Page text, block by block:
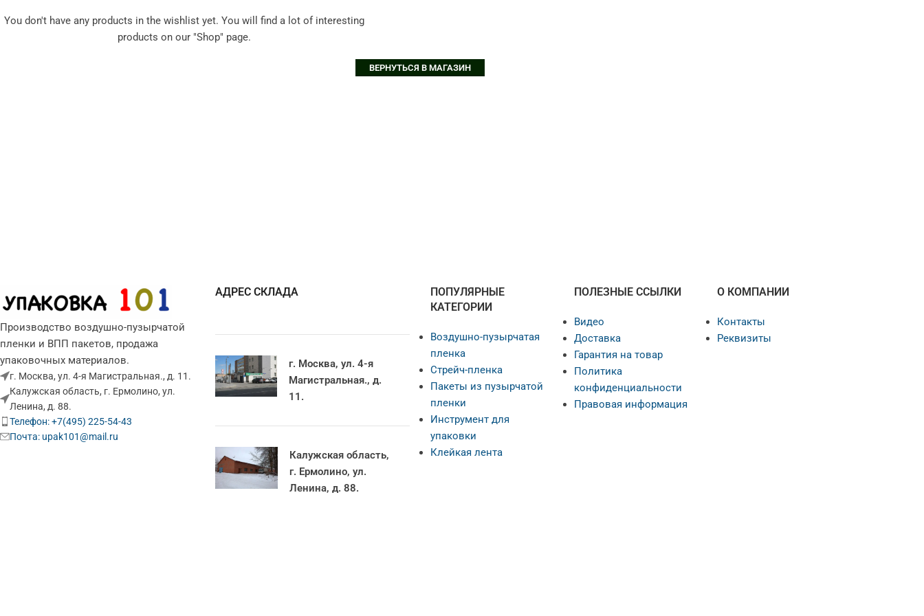
С большим пузырем
Диспенсеры для стрейч
You don't have any products in the wishlist yet. You will find a lot of interesting
products on our "Shop" page.
ВЕРНУТЬСЯ В МАГАЗИН
Производство воздушно-пузырчатой
пленки и ВПП пакетов, продажа
упаковочных материалов.
г. Москва, ул. 4-я Магистральная., д. 11.
Калужская область, г. Ермолино, ул.
Ленина, д. 88.
Телефон: +7(495) 225-54-43
Почта: upak101@mail.ru
АДРЕС СКЛАДА
г. Москва, ул. 4-я
Магистральная., д.
11.
Калужская область,
г. Ермолино, ул.
Ленина, д. 88.
ПОПУЛЯРНЫЕ
КАТЕГОРИИ
Воздушно-пузырчатая
пленка
Стрейч-пленка
Пакеты из пузырчатой
пленки
Инструмент для
упаковки
Клейкая лента
ПОЛЕЗНЫЕ ССЫЛКИ
Видео
Доставка
Гарантия на товар
Политика
конфиденциальности
Правовая информация
О КОМПАНИИ
Контакты
Реквизиты